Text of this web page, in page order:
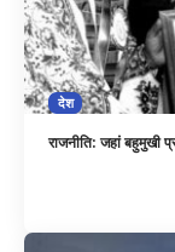
देश
राजनीति: जहां बहुमुखी